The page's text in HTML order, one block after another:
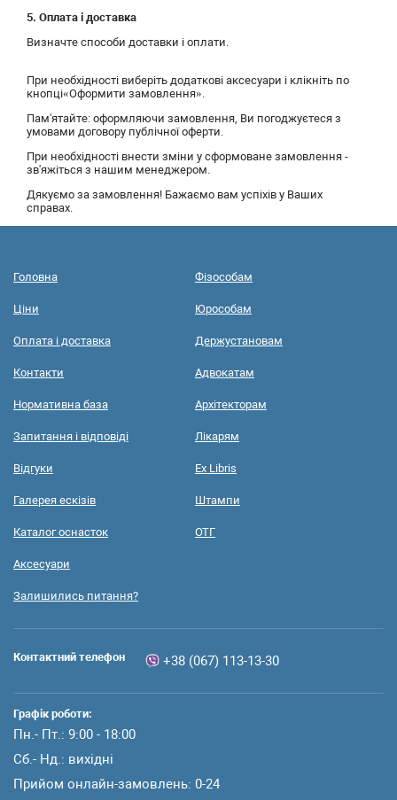
5. Оплата і доставка
Визначте способи доставки і оплати.
При необхідності виберіть додаткові аксесуари і клікніть по
кнопці«Оформити замовлення».
Пам'ятайте: оформляючи замовлення, Ви погоджуєтеся з
умовами договору публічної оферти.
При необхідності внести зміни у сформоване замовлення -
зв'яжіться з нашим менеджером.
Дякуємо за замовлення! Бажаємо вам успіхів у Ваших
справах.
Головна
Ціни
Оплата і доставка
Контакти
Нормативна база
Запитання і відповіді
Відгуки
Галерея ескізів
Каталог оснасток
Аксесуари
Залишились питання?
Фізособам
Юрособам
Держустановам
Адвокатам
Архітекторам
Лікарям
Ex Libris
Штампи
ОТГ
Контактний телефон +38 (067) 113-13-30
Графік роботи:
Пн.- Пт.: 9:00 - 18:00
Сб.- Нд.: вихідні
Прийом онлайн-замовлень: 0-24